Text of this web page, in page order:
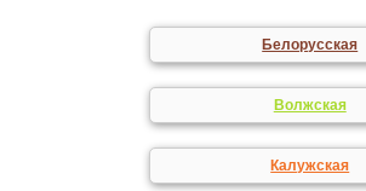
Белорусская
Волжская
Калужская